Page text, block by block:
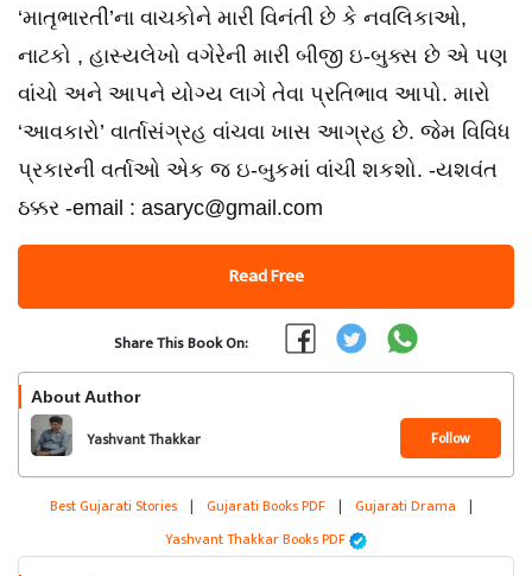
‘માતૃભારતી’ના વાચકોને મારી વિનંતી છે કે નવલિકાઓ,
નાટકો , હાસ્યલેખો વગેરેની મારી બીજી ઇ-બુક્સ છે એ પણ
વાંચો અને આપને યોગ્ય લાગે તેવા પ્રતિભાવ આપો. મારો
‘આવકારો’ વાર્તાસંગ્રહ વાંચવા ખાસ આગ્રહ છે. જેમ વિવિધ
પ્રકારની વર્તાઓ એક જ ઇ-બુકમાં વાંચી શકશો. -યશવંત
ઠક્કર -email : asaryc@gmail.com
Read Free
Share This Book On:
About Author
Yashvant Thakkar Follow
Best Gujarati Stories | Gujarati Books PDF | Gujarati Drama |
Yashvant Thakkar Books PDF